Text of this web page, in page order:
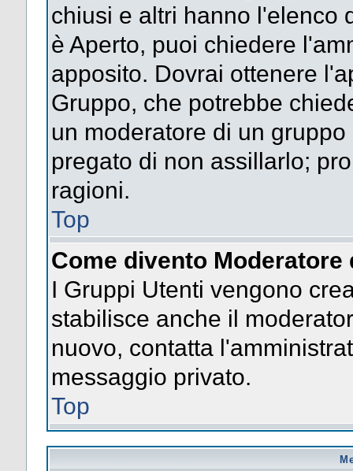
chiusi e altri hanno l'elenco
è Aperto, puoi chiedere
apposito. Dovrai ottenere
Gruppo, che potrebbe
un moderatore di un
pregato di non assillarlo;
ragioni.
Top
Come divento Moderatore
I Gruppi Utenti vengono
stabilisce anche il
nuovo, contatta
messaggio privato.
Top